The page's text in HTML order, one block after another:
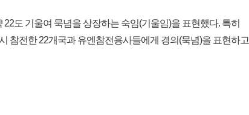
도 기울여 묵념을 상장하는 숙임(기울임)을 표현했다. 특히
참전한 22개국과 유엔참전용사들에게 경의(묵념)을 표현하고